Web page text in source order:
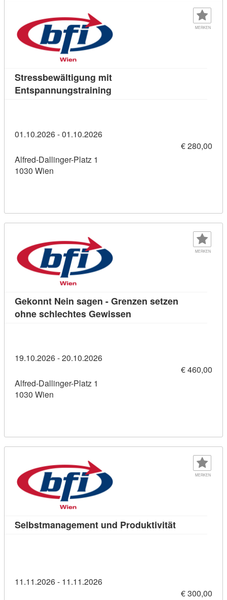
MERKEN
Stressbewältigung mit
Entspannungstraining
01.10.2026 - 01.10.2026
€ 280,00
Alfred-Dallinger-Platz 1
1030 Wien
MERKEN
Gekonnt Nein sagen - Grenzen setzen
ohne schlechtes Gewissen
19.10.2026 - 20.10.2026
€ 460,00
Alfred-Dallinger-Platz 1
1030 Wien
MERKEN
Selbstmanagement und ProduktivitätKursdetail:
11.11.2026 - 11.11.2026
€ 300,00